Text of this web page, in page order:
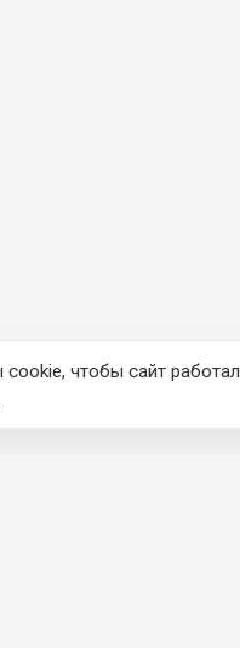
чтобы сайт